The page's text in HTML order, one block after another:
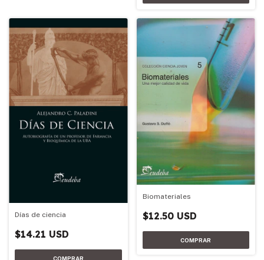
Días de ciencia
$14.21 USD
Biomateriales
$12.50 USD